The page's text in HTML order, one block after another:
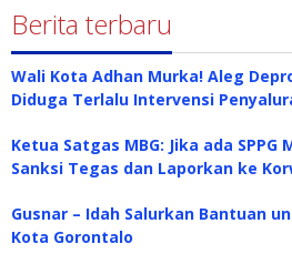
Berita terbaru
Wali Kota Adhan Murka! Aleg
Diduga Terlalu Intervensi
Ketua Satgas MBG: Jika ada SPPG
Sanksi Tegas dan Laporkan ke
Gusnar – Idah Salurkan Bantuan
Kota Gorontalo